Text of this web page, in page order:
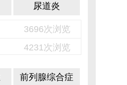
尿道炎
3696次浏览
4231次浏览
前列腺综合症